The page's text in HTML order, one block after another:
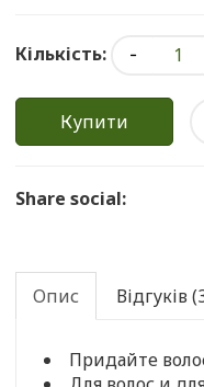
Кількість:
Купити
Share social:
Опис Відгуків
Придайте